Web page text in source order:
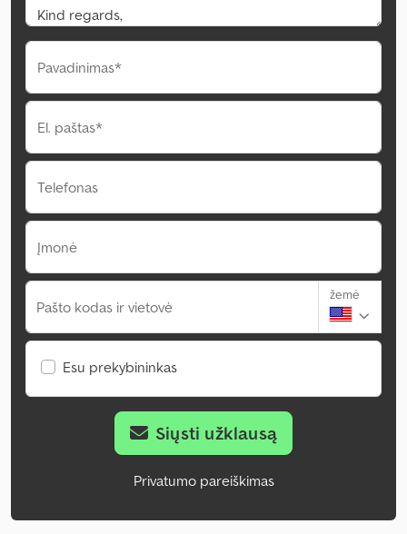
Pavadinimas*
El. paštas*
Telefonas
Įmonė
Pašto kodas ir vietovė
žemė
Esu prekybininkas
Siųsti užklausą
Privatumo pareiškimas